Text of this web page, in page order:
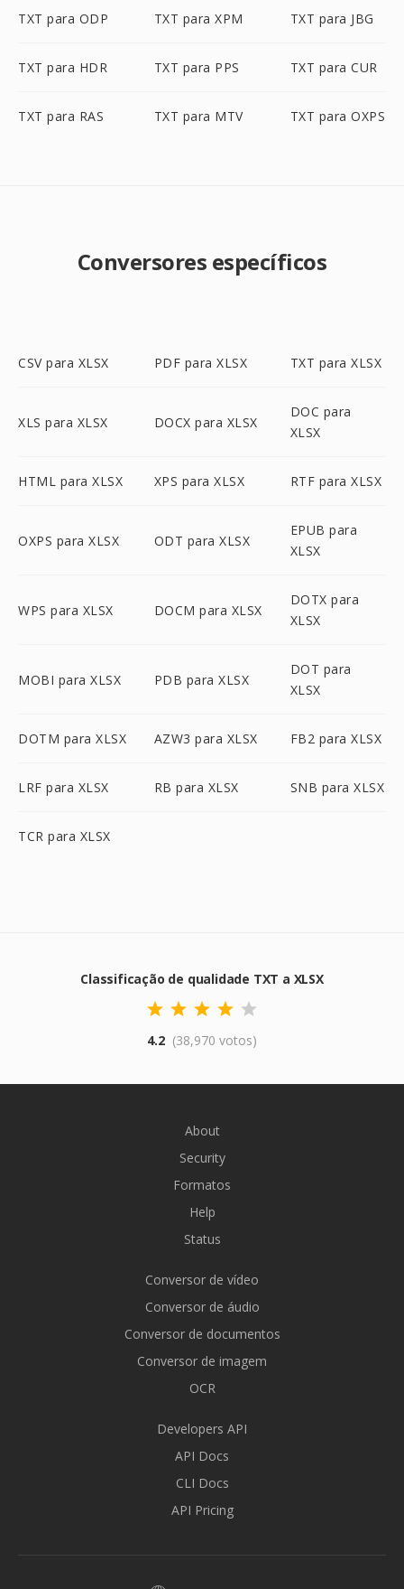
TXT para ODP TXT para XPM TXT para JBG
TXT para HDR TXT para PPS TXT para CUR
TXT para RAS TXT para MTV TXT para OXPS
Conversores específicos
CSV para XLSX PDF para XLSX TXT para XLSX
XLS para XLSX DOCX para XLSX
DOC para
XLSX
HTML para XLSX XPS para XLSX RTF para XLSX
OXPS para XLSX ODT para XLSX
EPUB para
XLSX
WPS para XLSX DOCM para XLSX
DOTX para
XLSX
MOBI para XLSX PDB para XLSX
DOT para
XLSX
DOTM para XLSX AZW3 para XLSX FB2 para XLSX
LRF para XLSX RB para XLSX SNB para XLSX
TCR para XLSX
Classificação de qualidade TXT a XLSX
4.2 (38,970 votos)
About
Security
Formatos
Help
Status
Conversor de vídeo
Conversor de áudio
Conversor de documentos
Conversor de imagem
OCR
Developers API
API Docs
CLI Docs
API Pricing